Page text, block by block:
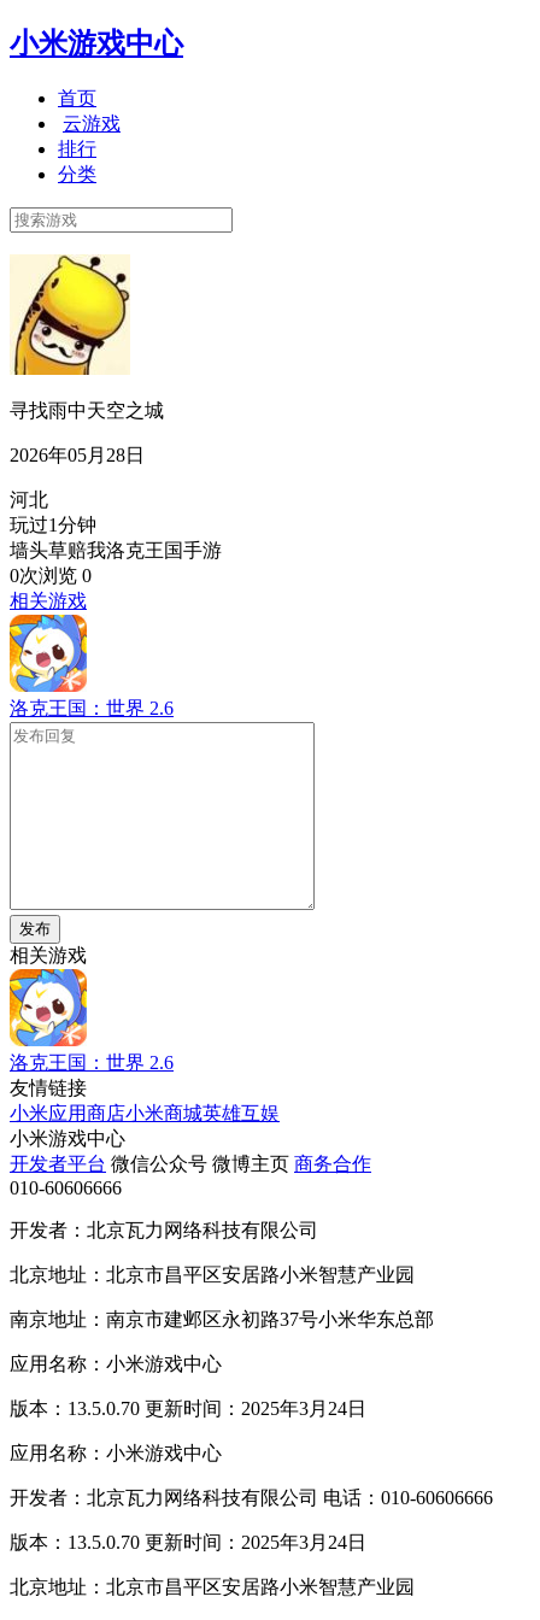
小米游戏中心
首页
云游戏
排行
分类
寻找雨中天空之城
2026年05月28日
河北
玩过1分钟
墙头草赔我洛克王国手游
0次浏览 0
相关游戏
洛克王国：世界 2.6
发布
相关游戏
洛克王国：世界 2.6
友情链接
小米应用商店小米商城英雄互娱
小米游戏中心
开发者平台 微信公众号 微博主页 商务合作
010-60606666
开发者：北京瓦力网络科技有限公司
北京地址：北京市昌平区安居路小米智慧产业园
南京地址：南京市建邺区永初路37号小米华东总部
应用名称：小米游戏中心
版本：13.5.0.70 更新时间：2025年3月24日
应用名称：小米游戏中心
开发者：北京瓦力网络科技有限公司 电话：010-60606666
版本：13.5.0.70 更新时间：2025年3月24日
北京地址：北京市昌平区安居路小米智慧产业园